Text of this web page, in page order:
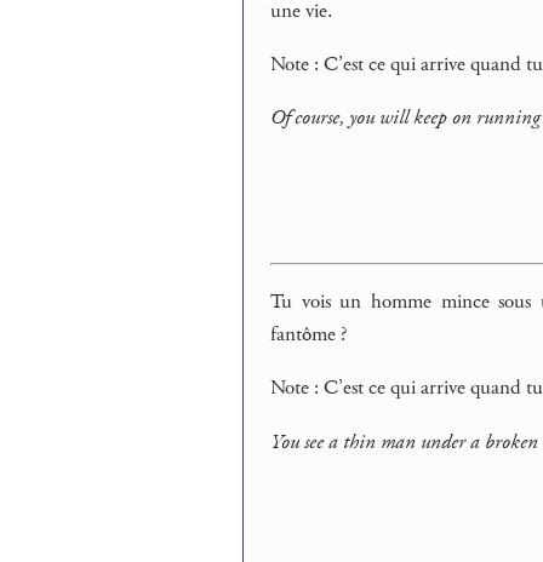
une vie.
Note : C’est ce qui arrive quand
Of course, you will keep on
Tu vois un homme mince sous
fantôme ?
Note : C’est ce qui arrive quand
You see a thin man under a